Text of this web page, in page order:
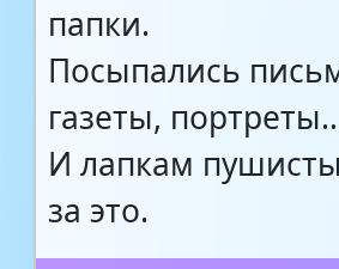
папки.
Посыпались
газеты,
И лапкам
за это.